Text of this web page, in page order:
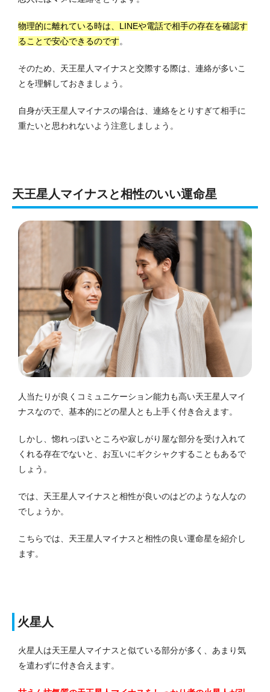
物理的に離れている時は、LINEや電話で相手の存在を確認す
ることで安心できるのです。
そのため、天王星人マイナスと交際する際は、連絡が多いこ
とを理解しておきましょう。
自身が天王星人マイナスの場合は、連絡をとりすぎて相手に
重たいと思われないよう注意しましょう。
天王星人マイナスと相性のいい運命星
人当たりが良くコミュニケーション能力も高い天王星人マイ
ナスなので、基本的にどの星人とも上手く付き合えます。
しかし、惚れっぽいところや寂しがり屋な部分を受け入れて
くれる存在でないと、お互いにギクシャクすることもあるで
しょう。
では、天王星人マイナスと相性が良いのはどのような人なの
でしょうか。
こちらでは、天王星人マイナスと相性の良い運命星を紹介し
ます。
火星人
火星人は天王星人マイナスと似ている部分が多く、あまり気
を遣わずに付き合えます。